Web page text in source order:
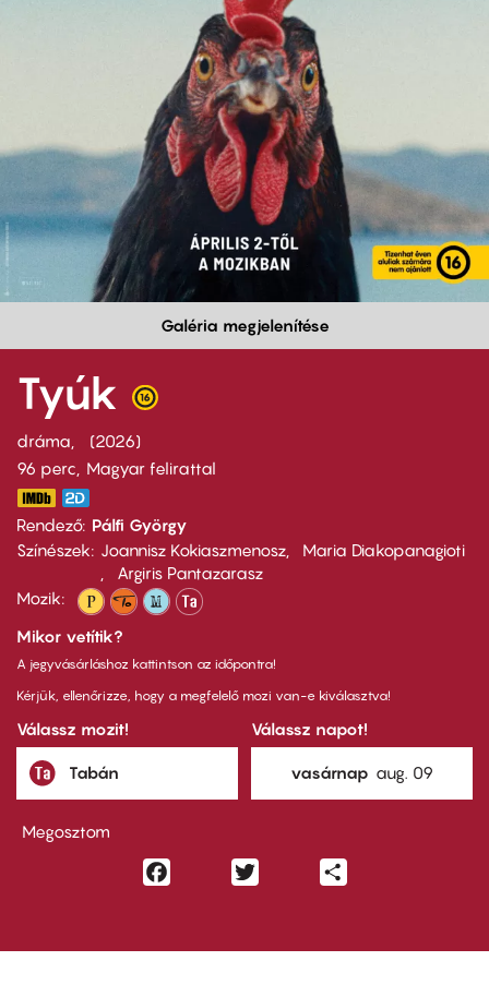
Galéria megjelenítése
Tyúk
dráma
2026
96 perc,
Magyar felirattal
Rendező Pálfi György
Színészek
Joannisz Kokiaszmenosz
Maria Diakopanagioti
Argiris Pantazarasz
Mozik:
Mikor vetítik?
A jegyvásárláshoz kattintson az időpontra!
Kérjük, ellenőrizze, hogy a megfelelő mozi van-e kiválasztva!
Válassz mozit!
Tabán
Válassz napot!
vasárnap aug. 09
Megosztom
Facebook